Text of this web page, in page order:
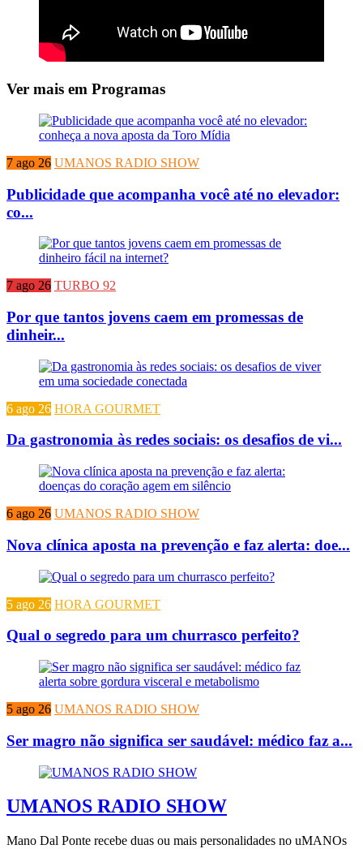
Ver mais em Programas
7 ago 26 UMANOS RADIO SHOW
Publicidade que acompanha você até no elevador:
co...
7 ago 26 TURBO 92
Por que tantos jovens caem em promessas de
dinheir...
6 ago 26 HORA GOURMET
Da gastronomia às redes sociais: os desafios de vi...
6 ago 26 UMANOS RADIO SHOW
Nova clínica aposta na prevenção e faz alerta: doe...
5 ago 26 HORA GOURMET
Qual o segredo para um churrasco perfeito?
5 ago 26 UMANOS RADIO SHOW
Ser magro não significa ser saudável: médico faz a...
UMANOS RADIO SHOW
Mano Dal Ponte recebe duas ou mais personalidades no uMANOs